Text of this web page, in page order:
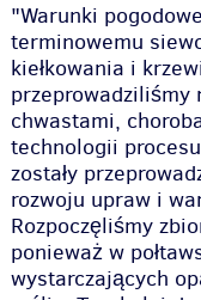
"Warunki
terminowemu
kiełkowania i
przeprowadziliśmy
chwastami,
technologii
zostały
rozwoju upraw i
Rozpoczęliśmy
ponieważ w
wystarczających